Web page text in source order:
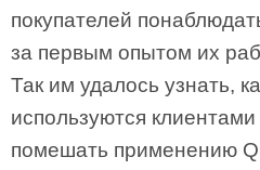
покупателей
за первым опытом их
Так им удалось узнать,
используются клиентами
помешать применению